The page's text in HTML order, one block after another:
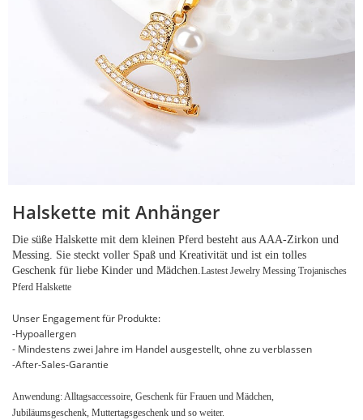
Halskette mit Anhänger
Die süße Halskette mit dem kleinen Pferd besteht aus AAA-Zirkon und
Messing. Sie steckt voller Spaß und Kreativität und ist ein tolles
Geschenk für liebe Kinder und Mädchen. Lastest Jewelry Messing Trojanisches
Pferd Halskette
Unser Engagement für Produkte:
-Hypoallergen
- Mindestens zwei Jahre im Handel ausgestellt, ohne zu verblassen
-After-Sales-Garantie
Anwendung: Alltagsaccessoire, Geschenk für Frauen und Mädchen,
Jubiläumsgeschenk, Muttertagsgeschenk und so weiter.